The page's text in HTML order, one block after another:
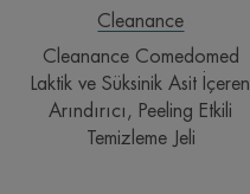
Etkili
Temizleme
Jeli
Cleanance
Cleanance Comedomed
Laktik ve Süksinik Asit İçeren
Arındırıcı, Peeling Etkili
Temizleme Jeli